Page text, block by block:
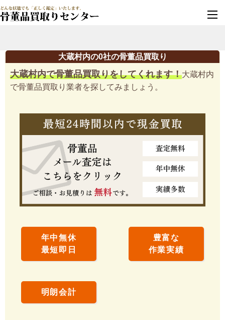
大蔵村内の0社の骨董品買取り
大蔵村内で骨董品買取りをしてくれます！大蔵村内
で骨董品買取り業者を探してみましょう。
年中無休
最短即日
豊富な
作業実績
明朗会計